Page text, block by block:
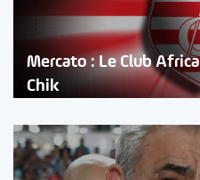
Mercato : Le Club
Chik